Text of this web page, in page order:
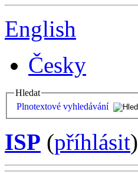
English
Česky
Hledat
Plnotextové vyhledávání
ISP (příhlásit)